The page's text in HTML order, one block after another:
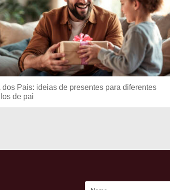
dos Pais: ideias de presentes para diferentes
de pai